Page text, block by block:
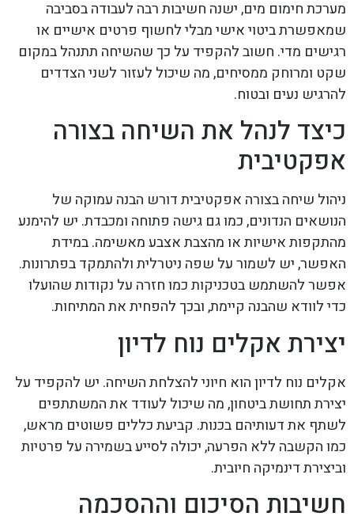
מערכת חימום מים, ישנה חשיבות רבה לעבודה בסביבה
שמאפשרת ביטוי אישי מבלי לחשוף פרטים אישיים או
רגישים מדי. חשוב להקפיד על כך שהשיחה תתנהל במקום
שקט ומרוחק ממסיחים, מה שיכול לעזור לשני הצדדים
להרגיש נעים ובטוח.
כיצד לנהל את השיחה בצורה
אפקטיבית
ניהול שיחה בצורה אפקטיבית דורש הבנה עמוקה של
הנושאים הנדונים, כמו גם גישה פתוחה ומכבדת. יש להימנע
מהתקפות אישיות או מהצבת אצבע מאשימה. במידת
האפשר, יש לשמור על שפה ניטרלית ולהתמקד בפתרונות.
אפשר להשתמש בטכניקות כמו חזרה על נקודות שהועלו
כדי לוודא שהבנה קיימת, ובכך להפחית את המתיחות.
יצירת אקלים נוח לדיון
אקלים נוח לדיון הוא חיוני להצלחת השיחה. יש להקפיד על
יצירת תחושת ביטחון, מה שיכול לעודד את המשתתפים
לשתף את דעותיהם בכנות. קביעת כללים פשוטים מראש,
כמו הקשבה ללא הפרעה, יכולה לסייע בשמירה על פרטיות
וביצירת דינמיקה חיובית.
חשיבות הסיכום וההסכמה